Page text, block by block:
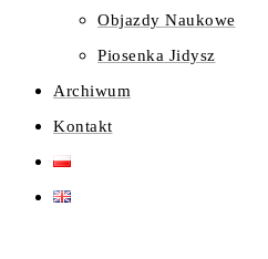
Objazdy Naukowe
Piosenka Jidysz
Archiwum
Kontakt